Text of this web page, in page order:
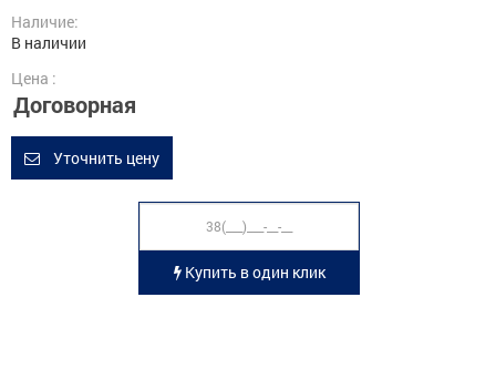
Наличие:
В наличии
Цена :
Договорная
Уточнить цену
Купить в один клик